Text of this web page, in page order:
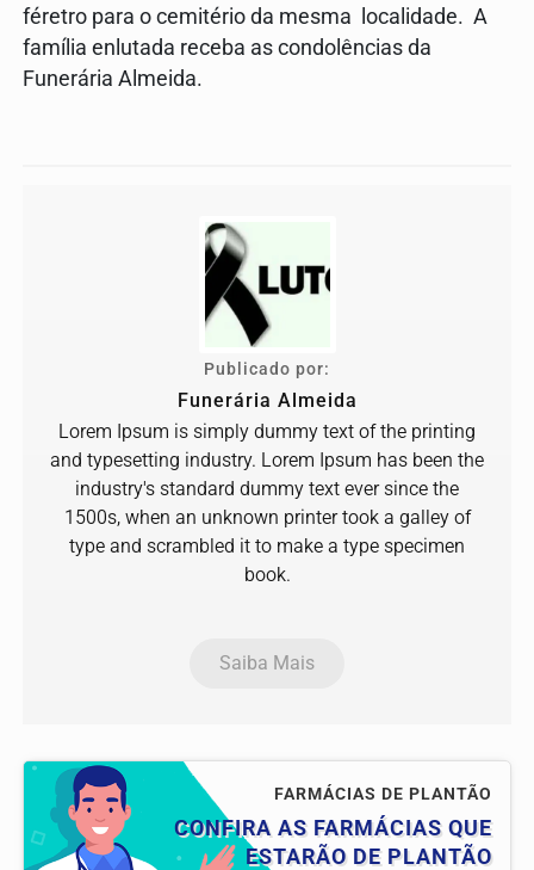
féretro para o cemitério da mesma localidade. A
família enlutada receba as condolências da
Funerária Almeida.
Publicado por:
Funerária Almeida
Lorem Ipsum is simply dummy text of the printing
and typesetting industry. Lorem Ipsum has been the
industry's standard dummy text ever since the
1500s, when an unknown printer took a galley of
type and scrambled it to make a type specimen
book.
Saiba Mais
FARMÁCIAS DE PLANTÃO
CONFIRA AS FARMÁCIAS QUE
ESTARÃO DE PLANTÃO